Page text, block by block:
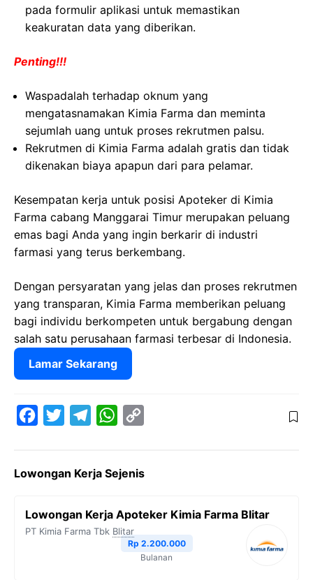
pada formulir aplikasi untuk memastikan
keakuratan data yang diberikan.
Penting!!!
Waspadalah terhadap oknum yang
mengatasnamakan Kimia Farma dan meminta
sejumlah uang untuk proses rekrutmen palsu.
Rekrutmen di Kimia Farma adalah gratis dan tidak
dikenakan biaya apapun dari para pelamar.
Kesempatan kerja untuk posisi Apoteker di Kimia
Farma cabang Manggarai Timur merupakan peluang
emas bagi Anda yang ingin berkarir di industri
farmasi yang terus berkembang.
Dengan persyaratan yang jelas dan proses rekrutmen
yang transparan, Kimia Farma memberikan peluang
bagi individu berkompeten untuk bergabung dengan
salah satu perusahaan farmasi terbesar di Indonesia.
Lamar Sekarang
e
o
t
e
e
r
W
t
A
p
y
i
n
k
Lowongan Kerja Sejenis
Lowongan Kerja Apoteker Kimia Farma Blitar
PT Kimia Farma Tbk Blitar
Rp 2.200.000
Bulanan